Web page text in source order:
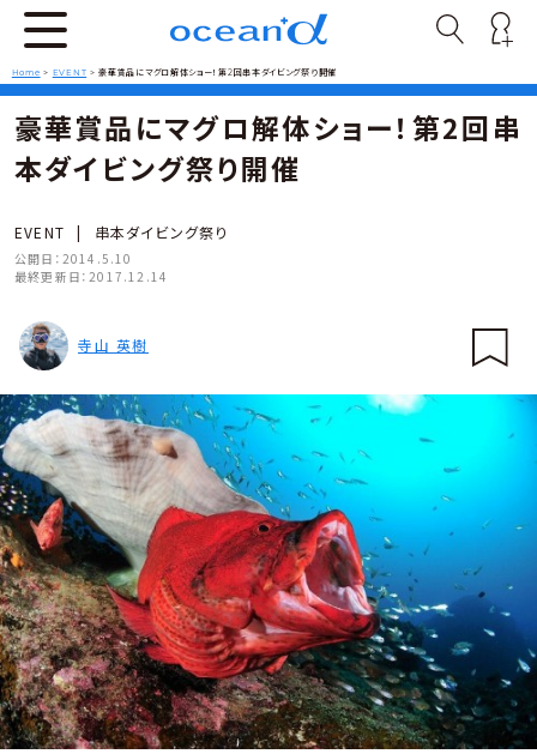
Home > EVENT >豪華賞品にマグロ解体ショー！第2回串本ダイビング祭り開催
豪華賞品にマグロ解体ショー！第2回串
本ダイビング祭り開催
EVENT | 串本ダイビング祭り
公開日： 2014.5.10
最終更新日： 2017.12.14
寺山 英樹